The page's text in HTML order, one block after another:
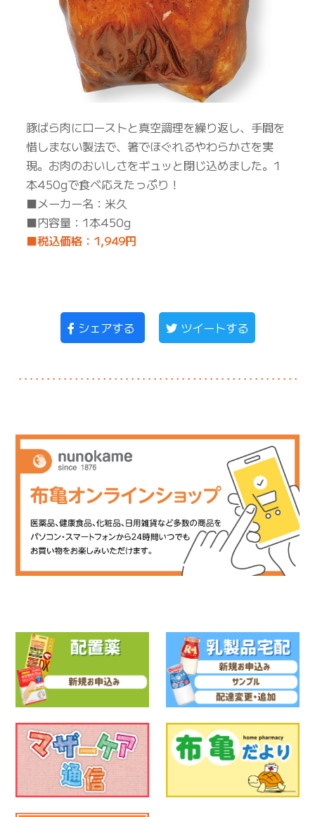
豚ばら肉にローストと真空調理を繰り返し、手間を
惜しまない製法で、箸でほぐれるやわらかさを実
現。お肉のおいしさをギュッと閉じ込めました。1
本450gで食べ応えたっぷり！
■メーカー名：米久
■内容量：1本450g
■税込価格：1,949円
シェアする ツイートする